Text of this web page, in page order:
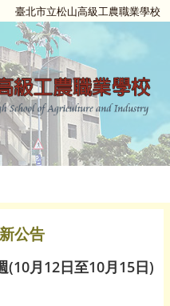
臺北市立松山高級工農職業學校
公告
(10月12日至10月15日)